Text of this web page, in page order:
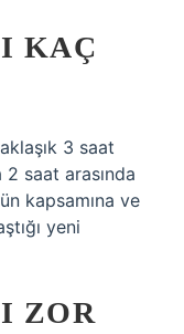
KAÇ
3 saat
2 saat arasında
kapsamına ve
yeni
ZOR